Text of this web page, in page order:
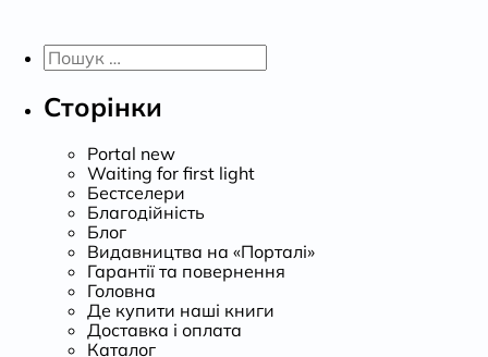
Пошук:
Сторінки
Portal new
Waiting for first light
Бестселери
Благодійність
Блог
Видавництва на «Порталі»
Гарантії та повернення
Головна
Де купити наші книги
Доставка і оплата
Каталог